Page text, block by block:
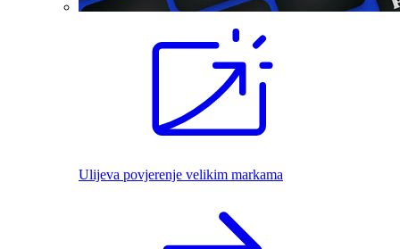
Ulijeva povjerenje velikim markama